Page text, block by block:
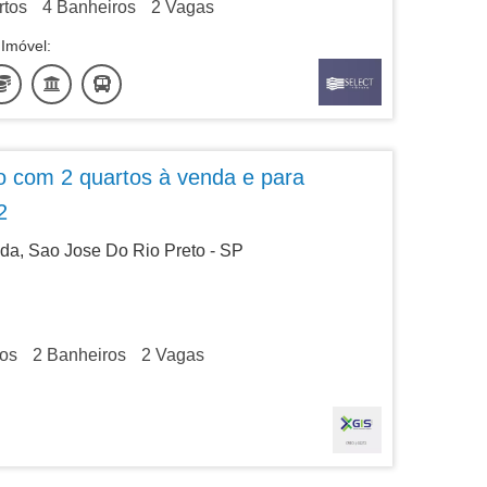
4 Banheiros 2 Vagas
com 2 quartos à venda e para
Sao Jose Do Rio Preto - SP
2 Banheiros 2 Vagas